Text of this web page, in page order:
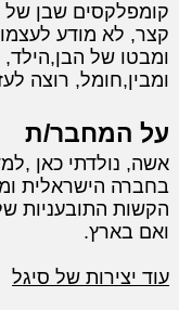
קומפלקסים שבן של
קצר, לא מודע
ומבין,חומל, רוצה
על המחבר/ת
אשה, נולדתי כאן
בחברה הישראלית
הקשות התובעניות
ואם בארץ.
עוד יצירות של סיגל